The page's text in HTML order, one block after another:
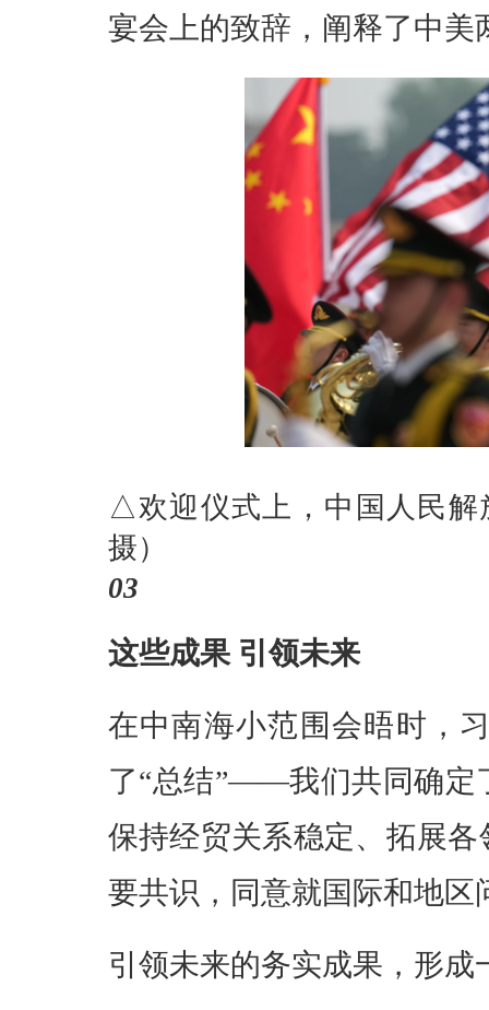
宴会上的致辞，阐释了中
△欢迎仪式上，中国人民解
摄）
03
这些成果 引领未来
在中南海小范围会晤时，
了“总结”——我们共同确定
保持经贸关系稳定、拓展
要共识，同意就国际和地区
引领未来的务实成果，形